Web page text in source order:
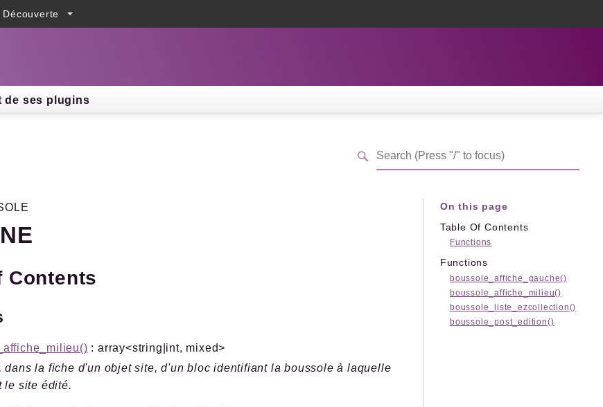
Découverte
de ses plugins
Contents
: array<string|int, mixed>
dans la fiche d'un objet site, d'un bloc identifiant la boussole à laquelle
le site édité.
On this page
Table Of Contents
Functions
Functions
boussole_affiche_gauche()
boussole_affiche_milieu()
boussole_liste_ezcollection()
boussole_post_edition()